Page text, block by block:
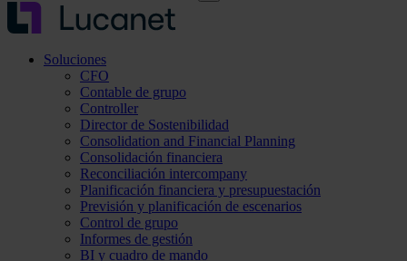
Soluciones
CFO
Contable de grupo
Controller
Director de Sostenibilidad
Consolidation and Financial Planning
Consolidación financiera
Reconciliación intercompany
Planificación financiera y presupuestación
Previsión y planificación de escenarios
Control de grupo
Informes de gestión
BI y cuadro de mando